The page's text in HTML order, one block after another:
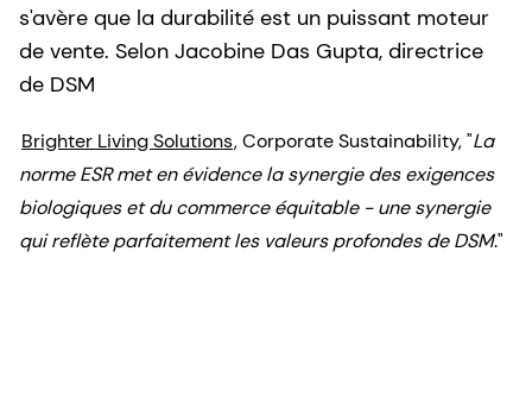
s'avère que la durabilité est un puissant moteur
de vente. Selon Jacobine Das Gupta, directrice
de DSM
Brighter Living Solutions, Corporate Sustainability, "La
norme ESR met en évidence la synergie des exigences
biologiques et du commerce équitable - une synergie
qui reflète parfaitement les valeurs profondes de DSM."